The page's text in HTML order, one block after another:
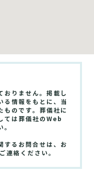
おりません。掲載し
る情報をもとに、当
ものです。葬儀社に
ては葬儀社のWeb
するお問合せは、お
連絡ください。